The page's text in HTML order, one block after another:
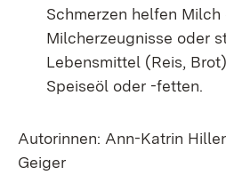
Schmerzen helfen Milch
Milcherzeugnisse oder
Lebensmittel (Reis,
Speiseöl oder -fetten.
Autorinnen: Ann-Katrin
Geiger